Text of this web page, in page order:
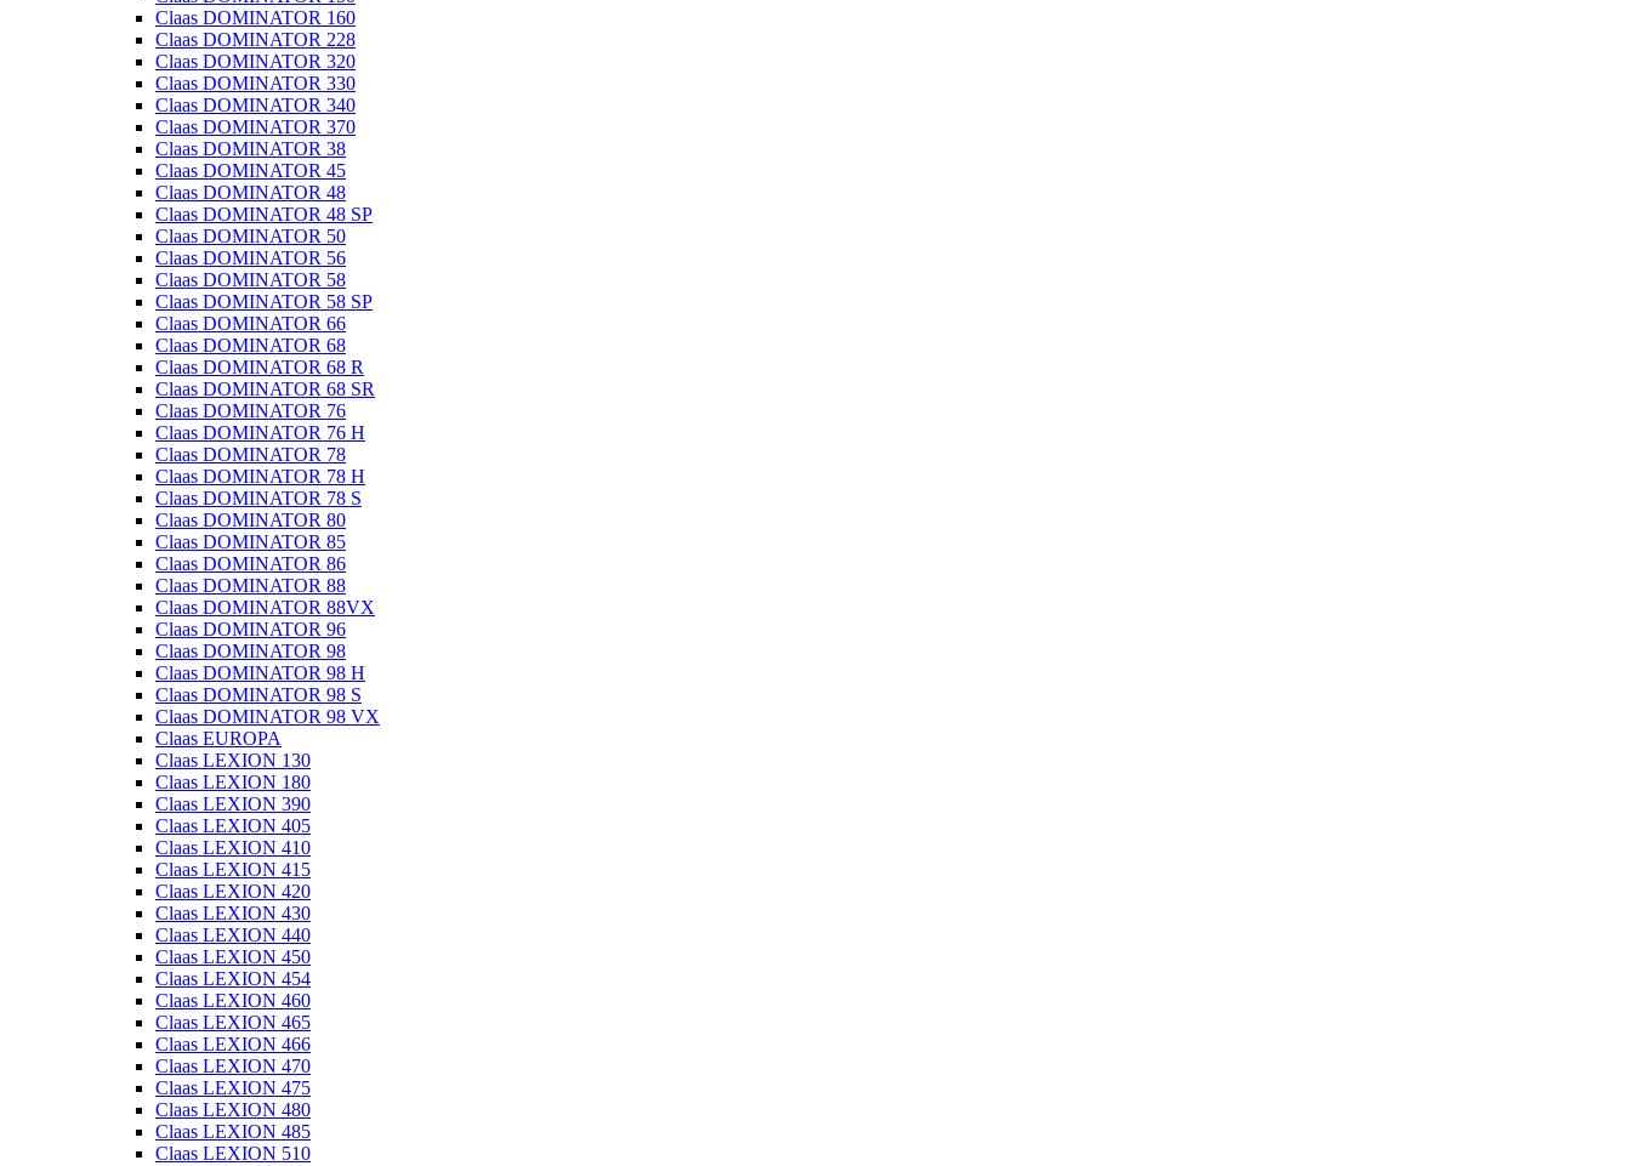
Claas DOMINATOR 160
Claas DOMINATOR 228
Claas DOMINATOR 320
Claas DOMINATOR 330
Claas DOMINATOR 340
Claas DOMINATOR 370
Claas DOMINATOR 38
Claas DOMINATOR 45
Claas DOMINATOR 48
Claas DOMINATOR 48 SP
Claas DOMINATOR 50
Claas DOMINATOR 56
Claas DOMINATOR 58
Claas DOMINATOR 58 SP
Claas DOMINATOR 66
Claas DOMINATOR 68
Claas DOMINATOR 68 R
Claas DOMINATOR 68 SR
Claas DOMINATOR 76
Claas DOMINATOR 76 H
Claas DOMINATOR 78
Claas DOMINATOR 78 H
Claas DOMINATOR 78 S
Claas DOMINATOR 80
Claas DOMINATOR 85
Claas DOMINATOR 86
Claas DOMINATOR 88
Claas DOMINATOR 88VX
Claas DOMINATOR 96
Claas DOMINATOR 98
Claas DOMINATOR 98 H
Claas DOMINATOR 98 S
Claas DOMINATOR 98 VX
Claas EUROPA
Claas LEXION 130
Claas LEXION 180
Claas LEXION 390
Claas LEXION 405
Claas LEXION 410
Claas LEXION 415
Claas LEXION 420
Claas LEXION 430
Claas LEXION 440
Claas LEXION 450
Claas LEXION 454
Claas LEXION 460
Claas LEXION 465
Claas LEXION 466
Claas LEXION 470
Claas LEXION 475
Claas LEXION 480
Claas LEXION 485
Claas LEXION 510